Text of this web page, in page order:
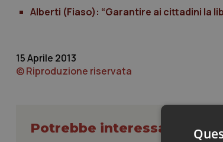
Alberti (Fiaso): “Garantire ai cittadini la
15 Aprile 2013
© Riproduzione riservata
Potrebbe interessarti in